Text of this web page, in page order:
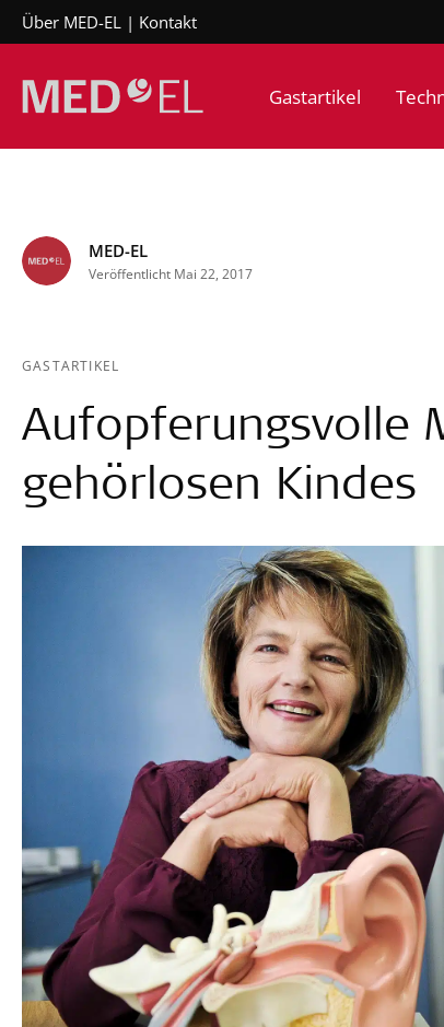
Über MED-EL Kontakt
Gastartikel
MED-EL
Veröffentlicht Mai 22, 2017
GASTARTIKEL
Aufopferungsvolle
gehörlosen Kindes